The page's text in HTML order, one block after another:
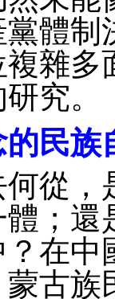
體制
雜多
究。
民族
從，
；還
在中
古族